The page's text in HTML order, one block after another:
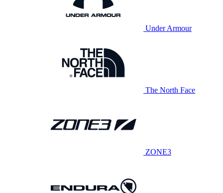
Under Armour
The North Face
ZONE3